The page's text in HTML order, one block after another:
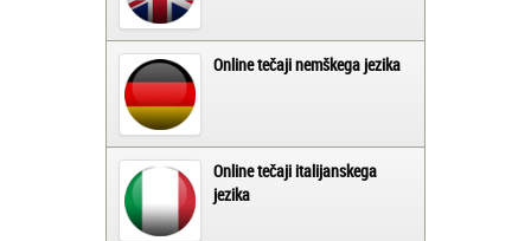
Online tečaji nemškega jezika
Online tečaji italijanskega
jezika